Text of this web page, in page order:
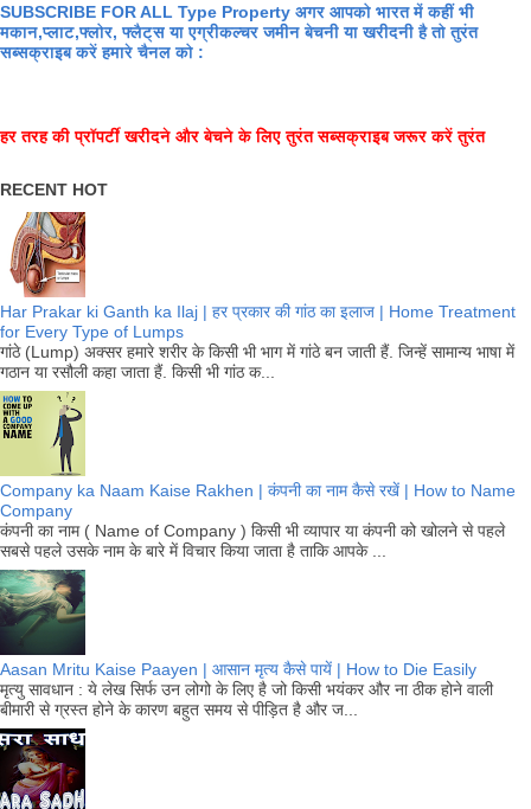
SUBSCRIBE FOR ALL Type Property अगर आपको भारत में कहीं भी
मकान,प्लाट,फ्लोर, फ्लैट्स या एग्रीकल्चर जमीन बेचनी या खरीदनी है तो तुरंत
सब्सक्राइब करें हमारे चैनल को :
हर तरह की प्रॉपर्टी खरीदने और बेचने के लिए तुरंत सब्सक्राइब जरूर करें तुरंत
RECENT HOT
Har Prakar ki Ganth ka Ilaj | हर प्रकार की गांठ का इलाज | Home Treatment
for Every Type of Lumps
गांठे (Lump) अक्सर हमारे शरीर के किसी भी भाग में गांठे बन जाती हैं. जिन्हें सामान्य भाषा में
गठान या रसौली कहा जाता हैं. किसी भी गांठ क...
Company ka Naam Kaise Rakhen | कंपनी का नाम कैसे रखें | How to Name
Company
कंपनी का नाम ( Name of Company ) किसी भी व्यापार या कंपनी को खोलने से पहले
सबसे पहले उसके नाम के बारे में विचार किया जाता है ताकि आपके ...
Aasan Mritu Kaise Paayen | आसान मृत्य कैसे पायें | How to Die Easily
मृत्यु सावधान : ये लेख सिर्फ उन लोगो के लिए है जो किसी भयंकर और ना ठीक होने वाली
बीमारी से ग्रस्त होने के कारण बहुत समय से पीड़ित है और ज...